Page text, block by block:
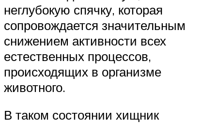
неглубокую спячку, которая
сопровождается значительным
снижением активности всех
естественных процессов,
происходящих в организме
животного.
В таком состоянии хищник